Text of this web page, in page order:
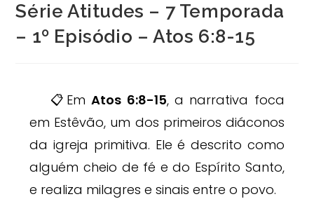
Série Atitudes – 7 Temporada
– 1º Episódio – Atos 6:8-15
📋EmAtos 6:8-15, a narrativa foca
em Estêvão, um dos primeiros diáconos
da igreja primitiva. Ele é descrito como
alguém cheio de fé e do Espírito Santo,
e realiza milagres e sinais entre o povo.